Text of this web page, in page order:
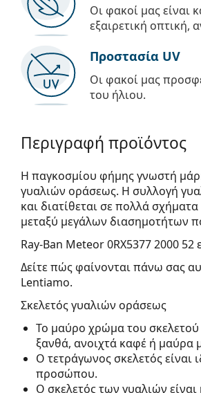
Οι φακοί μας είναι
εξαιρετική οπτική,
Προστασία UV
Οι φακοί μας
του ήλιου.
Περιγραφή προϊόντος
Η παγκοσμίου φήμης γνωστή
γυαλιών οράσεως. Η συλλογή
και διατίθεται σε πολλά
μεταξύ μεγάλων διασημοτήτων
Ray-Ban Meteor 0RX5377 2000 52
Δείτε πώς φαίνονται πάνω σας
Lentiamo.
Σκελετός γυαλιών οράσεως
Το μαύρο χρώμα του σκελετού
ξανθά, ανοιχτά καφέ ή μαύρα
Ο τετράγωνος σκελετός είναι
προσώπου.
Ο σκελετός των γυαλιών